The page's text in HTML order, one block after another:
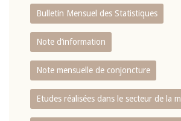
Bulletin Mensuel des Statistiques
Note d’information
Note mensuelle de conjoncture
Etudes réalisées dans le secteur de la